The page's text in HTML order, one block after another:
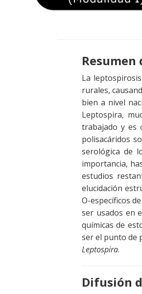
La
rurales,
bien a nivel
Leptospira,
trabajado y es
polisacáridos
serológica de
importancia,
estudios
elucidación
O-específicos
ser usados en
químicas de
ser el punto de
Leptospira.
Difusión